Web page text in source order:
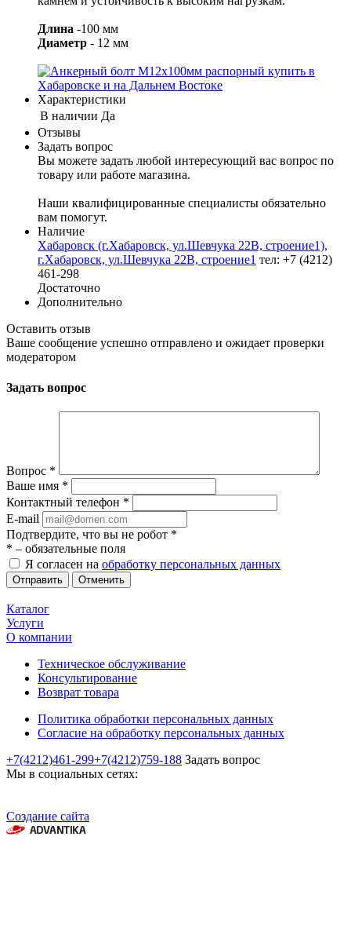
Длина -100 мм
Диаметр - 12 мм
Характеристики
В наличии Да
Отзывы
Задать вопрос
Вы можете задать любой интересующий вас вопрос по
товару или работе магазина.
Наши квалифицированные специалисты обязательно
вам помогут.
Наличие
Хабаровск (г.Хабаровск, ул.Шевчука 22В, строение1),
г.Хабаровск, ул.Шевчука 22В, строение1 тел: +7 (4212)
461-298
Достаточно
Дополнительно
Оставить отзыв
Ваше сообщение успешно отправлено и ожидает проверки
модератором
Задать вопрос
Вопрос *
Ваше имя *
Контактный телефон *
E-mail
Подтвердите, что вы не робот *
* – обязательные поля
Я согласен на обработку персональных данных
Отменить
Каталог
Услуги
О компании
Техническое обслуживание
Консультирование
Возврат товара
Политика обработки персональных данных
Согласие на обработку персональных данных
+7(4212)461-299+7(4212)759-188 Задать вопрос
Мы в социальных сетях:
Создание сайта